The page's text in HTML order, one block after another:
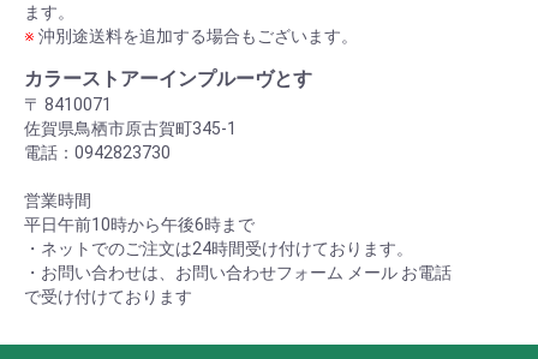
ます。
※ 沖別途送料を追加する場合もございます。
カラーストアーインプルーヴとす
〒 8410071
佐賀県鳥栖市原古賀町345-1
電話：0942823730
営業時間
平日午前10時から午後6時まで
・ネットでのご注文は24時間受け付けております。
・お問い合わせは、お問い合わせフォーム メール お電話
で受け付けております